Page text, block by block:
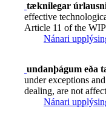
tæknilegar
effective
Article 11 of the
Nánari
undanþágum eða
under exceptions
dealing, are not
Nánari